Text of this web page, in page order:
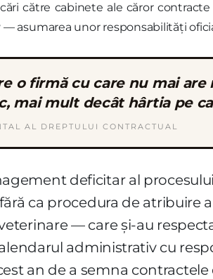
către cabinete ale căror
asumarea unor responsabilități
o firmă cu care nu mai
mai mult decât hârtia pe
AL DREPTULUI CONTRACTUAL
deficitar al
ca procedura de atribuire
— care și-au
administrativ cu
an de a semna